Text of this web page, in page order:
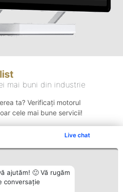
Live chat
ajutăm! 🙂 Vă rugăm
conversație
mai buni din industrie
ta? Verificați motorul
cele mai bune servicii!